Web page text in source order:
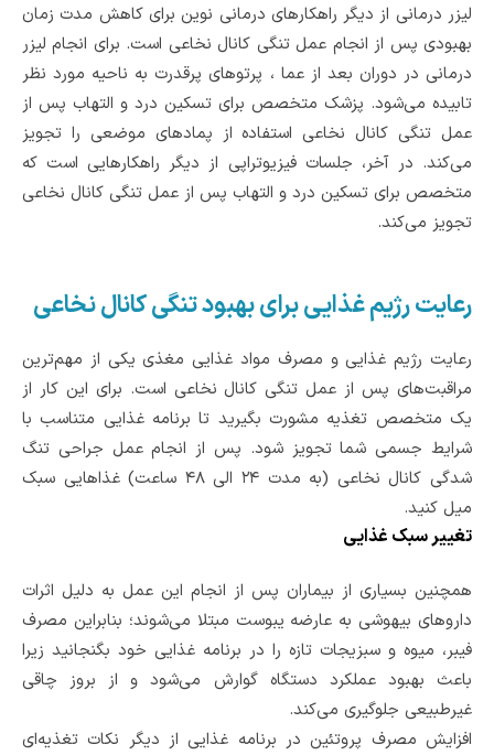
لیزر درمانی از دیگر راهکارهای درمانی نوین برای کاهش مدت زمان
بهبودی پس از انجام عمل تنگی کانال نخاعی است. برای انجام لیزر
درمانی در دوران بعد از عما ، پرتوهای پرقدرت به ناحیه مورد نظر
تابیده می‌شود. پزشک متخصص برای تسکین درد و التهاب پس از
عمل تنگی کانال نخاعی استفاده از پماد‌های موضعی را تجویز
می‌کند. در آخر، جلسات فیزیوتراپی از دیگر راهکارهایی است که
متخصص برای تسکین درد و التهاب پس از عمل تنگی کانال نخاعی
تجویز می‌کند.
رعایت رژیم غذایی برای بهبود تنگی کانال نخاعی
رعایت رژیم غذایی و مصرف مواد غذایی مغذی یکی از مهم‌ترین
مراقبت‌های پس از عمل تنگی کانال نخاعی است‌. برای این کار از
یک متخصص تغذیه‌ مشورت بگیرید تا برنامه غذایی متناسب با
شرایط جسمی شما تجویز شود. پس از انجام عمل جراحی تنگ
شدگی کانال نخاعی (به مدت ۲۴ الی ۴۸ ساعت) غذاهایی سبک
میل کنید.
تغییر سبک غذایی
همچنین بسیاری از بیماران پس از انجام این عمل به دلیل اثرات
داروهای بیهوشی به عارضه یبوست مبتلا می‌شوند؛ بنابر‌این مصرف
فیبر، میوه و سبزیجات تازه را در برنامه غذایی خود بگنجانید زیرا
باعث بهبود عملکرد دستگاه گوارش می‌شود‌ و از بروز چاقی
غیرطبیعی جلوگیری می‌کند.
افزایش مصرف پروتئین در برنامه غذایی از دیگر نکات تغذیه‌ای